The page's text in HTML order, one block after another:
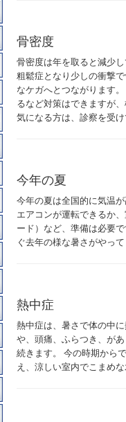
骨密度
骨密度は年を取ると減少
粗鬆症となり少しの衝撃
なケガへとつながります
るなど対策はできますが
気になる方は、診察を受
今年の夏
今年の夏は全国的に気温
エアコンが運転できるか
ード）など、準備は必要
ぐ去年の様な暑さがやっ
熱中症
熱中症は、暑さで体の中
や、頭痛、ふらつき、が
続きます。 今の時期から
え、涼しい室内でこまめ